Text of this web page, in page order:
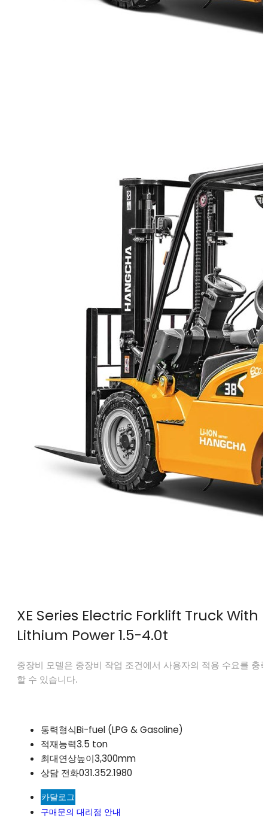
XE Series Electric Forklift Truck With
Lithium Power 1.5-4.0t
중장비 모델은 중장비 작업 조건에서 사용자의 적용 수요를 충
할 수 있습니다.
동력형식Bi-fuel (LPG & Gasoline)
적재능력3.5 ton
최대연상높이3,300mm
상담 전화031.352.1980
카달로그
구매문의 대리점 안내